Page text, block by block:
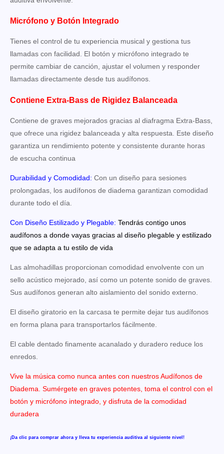
Micrófono y Botón Integrado
Tienes el control de tu experiencia musical y gestiona tus
llamadas con facilidad. El botón y micrófono integrado te
permite cambiar de canción, ajustar el volumen y responder
llamadas directamente desde tus audífonos.
Contiene Extra-Bass de Rigidez Balanceada
Contiene de graves mejorados gracias al diafragma Extra-Bass,
que ofrece una rigidez balanceada y alta respuesta. Este diseño
garantiza un rendimiento potente y consistente durante horas
de escucha continua
Durabilidad y Comodidad: Con un diseño para sesiones
prolongadas, los audífonos de diadema garantizan comodidad
durante todo el día.
Con Diseño Estilizado y Plegable: Tendrás contigo unos
audífonos a donde vayas gracias al diseño plegable y estilizado
que se adapta a tu estilo de vida
Las almohadillas proporcionan comodidad envolvente con un
sello acústico mejorado, así como un potente sonido de graves.
Sus audífonos generan alto aislamiento del sonido externo.
El diseño giratorio en la carcasa te permite dejar tus audífonos
en forma plana para transportarlos fácilmente.
El cable dentado finamente acanalado y duradero reduce los
enredos.
Vive la música como nunca antes con nuestros Audífonos de
Diadema. Sumérgete en graves potentes, toma el control con el
botón y micrófono integrado, y disfruta de la comodidad
duradera
¡Da clic para comprar ahora y lleva tu experiencia auditiva al siguiente nivel!